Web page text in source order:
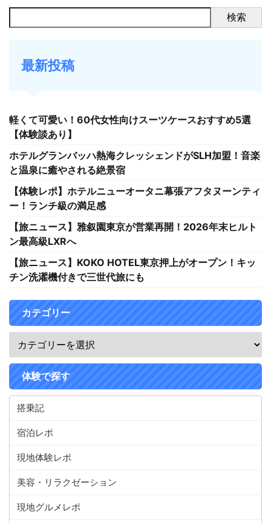
検索
最新投稿
軽くて可愛い！60代女性向けスーツケースおすすめ5選
【体験談あり】
ホテルグランバッハ熱海クレッシェンドがSLH加盟！音楽
と温泉に癒やされる絶景宿
【体験レポ】ホテルニューオータニ幕張アフタヌーンティ
ー！ランチ級の満足感
【旅ニュース】雅叙園東京が営業再開！2026年末ヒルト
ン最高級LXRへ
【旅ニュース】KOKO HOTEL東京押上がオープン！キッ
チン洗濯機付きで三世代旅にも
カテゴリー
体験で探す
搭乗記
宿泊レポ
現地体験レポ
美容・リラクゼーション
現地グルメレポ